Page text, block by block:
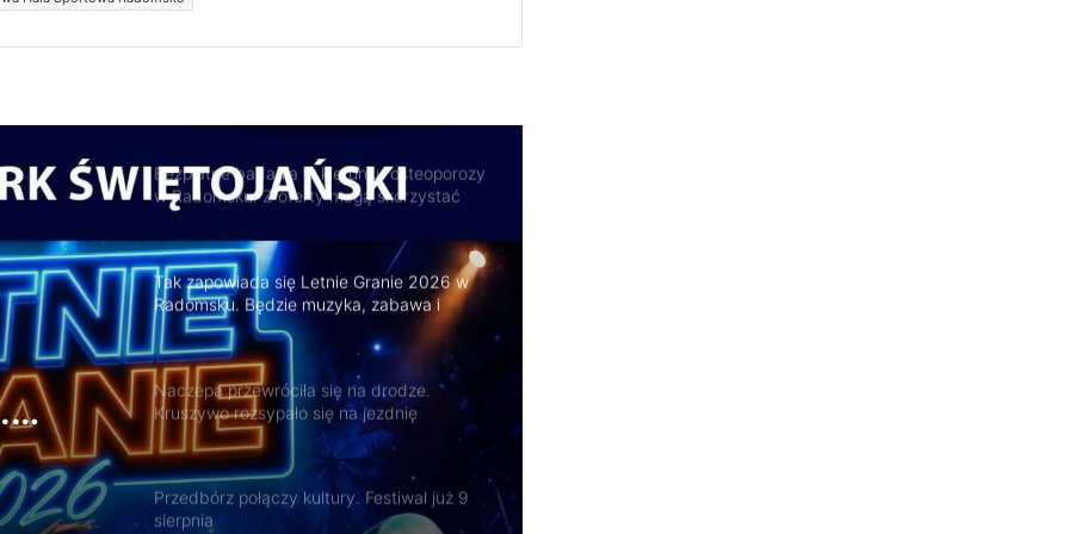
się
Tak zapowiada się Letnie Granie 2026 w
Radomsku. Będzie muzyka, zabawa i
atrakcje dla rodzin
Naczepa przewróciła się na drodze.
Kruszywo rozsypało się na jezdnię
Przedbórz połączy kultury. Festiwal już 9
sierpnia
Ostrzeżenie drugiego stopnia przed
burzami dla powiatu radomszczańskiego